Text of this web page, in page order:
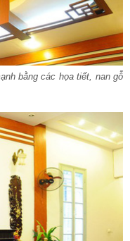
bằng các họa tiết, nan gỗ